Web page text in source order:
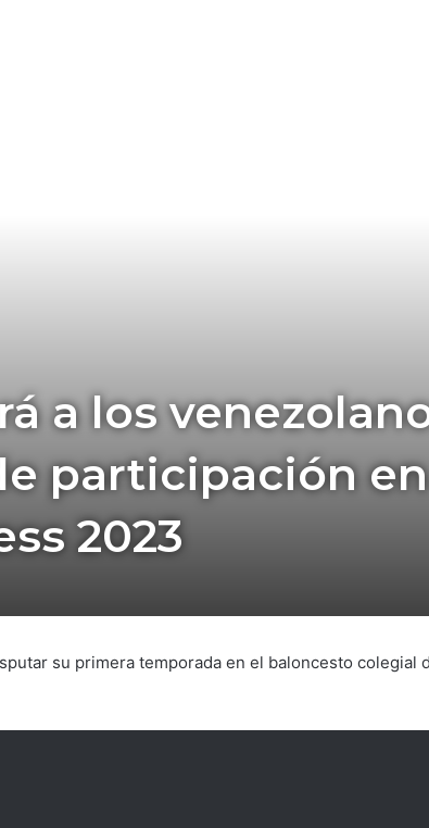
a los
participación en
2023
su primera temporada en el baloncesto colegial